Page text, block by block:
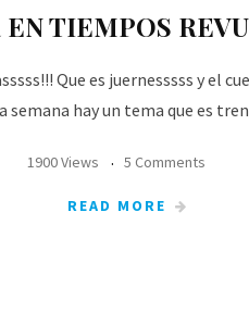
TIEMPOS
Que es juernesssss y el
semana hay un tema que es
1900 Views 5 Comments
READ MORE